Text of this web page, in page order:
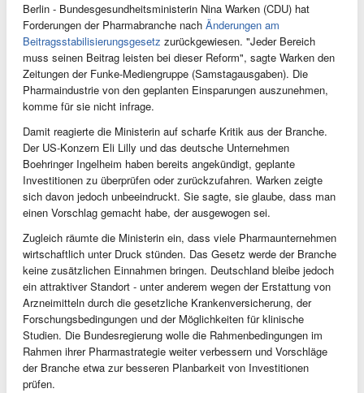
Berlin - Bundesgesundheitsministerin Nina Warken (CDU) hat
Forderungen der Pharmabranche nach Änderungen am
Beitragsstabilisierungsgesetz zurückgewiesen. "Jeder Bereich
muss seinen Beitrag leisten bei dieser Reform", sagte Warken den
Zeitungen der Funke-Mediengruppe (Samstagausgaben). Die
Pharmaindustrie von den geplanten Einsparungen auszunehmen,
komme für sie nicht infrage.
Damit reagierte die Ministerin auf scharfe Kritik aus der Branche.
Der US-Konzern Eli Lilly und das deutsche Unternehmen
Boehringer Ingelheim haben bereits angekündigt, geplante
Investitionen zu überprüfen oder zurückzufahren. Warken zeigte
sich davon jedoch unbeeindruckt. Sie sagte, sie glaube, dass man
einen Vorschlag gemacht habe, der ausgewogen sei.
Zugleich räumte die Ministerin ein, dass viele Pharmaunternehmen
wirtschaftlich unter Druck stünden. Das Gesetz werde der Branche
keine zusätzlichen Einnahmen bringen. Deutschland bleibe jedoch
ein attraktiver Standort - unter anderem wegen der Erstattung von
Arzneimitteln durch die gesetzliche Krankenversicherung, der
Forschungsbedingungen und der Möglichkeiten für klinische
Studien. Die Bundesregierung wolle die Rahmenbedingungen im
Rahmen ihrer Pharmastrategie weiter verbessern und Vorschläge
der Branche etwa zur besseren Planbarkeit von Investitionen
prüfen.